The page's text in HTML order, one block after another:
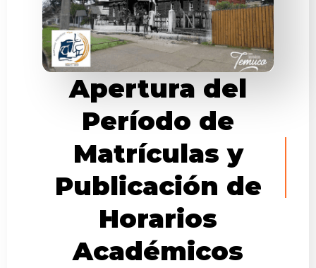
Apertura del
Período de
Matrículas y
Publicación de
Horarios
Académicos